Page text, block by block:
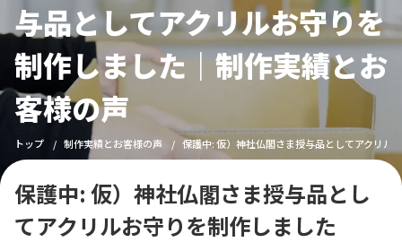
与品としてアクリルお守りを
制作しました｜制作実績とお
客様の声
トップ 制作実績とお客様の声 保護中: 仮）神社仏閣さま授与品としてアクリル
保護中: 仮）神社仏閣さま授与品とし
てアクリルお守りを制作しました